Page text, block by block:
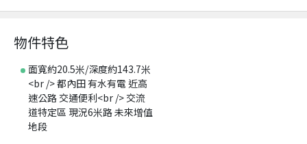
物件特色
面寬約20.5米/深度約143.7米
<br /> 都內田 有水有電 近高
速公路 交通便利<br /> 交流
道特定區 現況6米路 未來增值
地段